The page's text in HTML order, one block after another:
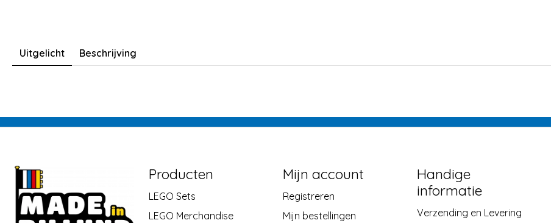
Uitgelicht Beschrijving
Producten
LEGO Sets
LEGO Merchandise
Mijn account
Registreren
Mijn bestellingen
Handige
informatie
Verzending en Levering